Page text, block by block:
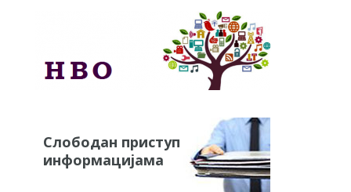
Слободан приступ
информацијама